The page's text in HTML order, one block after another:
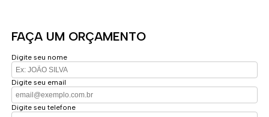
FAÇA UM ORÇAMENTO
Digite seu nome
Digite seu email
Digite seu telefone